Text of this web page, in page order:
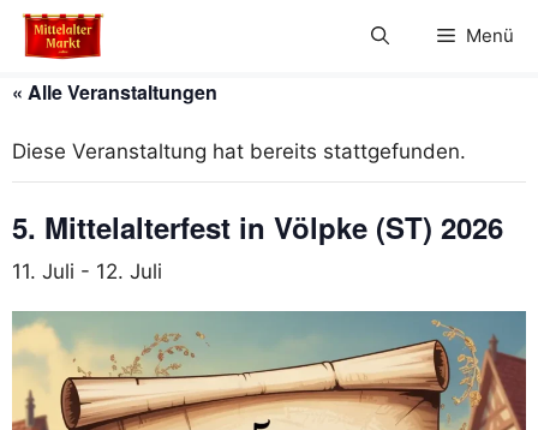
Zum
Inhalt
Menü
« Alle Veranstaltungen
Diese Veranstaltung hat bereits stattgefunden.
5. Mittelalterfest in Völpke (ST) 2026
11. Juli - 12. Juli